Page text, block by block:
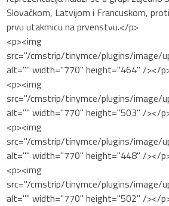
Slovačkom, Latvijom i Francuskom,
prvu utakmicu na prvenstvu.</p>
<p><img
src="/cmstrip/tinymce/plugins/image/
alt="" width="770" height="464" /></
<p><img
src="/cmstrip/tinymce/plugins/image/
alt="" width="770" height="503" /></
<p><img
src="/cmstrip/tinymce/plugins/image/
alt="" width="770" height="448" /></
<p><img
src="/cmstrip/tinymce/plugins/image/
alt="" width="770" height="502" /></